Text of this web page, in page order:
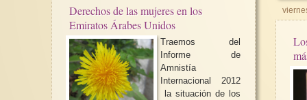
Derechos de las mujeres en los
Emiratos Árabes Unidos
Traemos del
Informe de
Amnistía
Internacional 2012
la situación de los